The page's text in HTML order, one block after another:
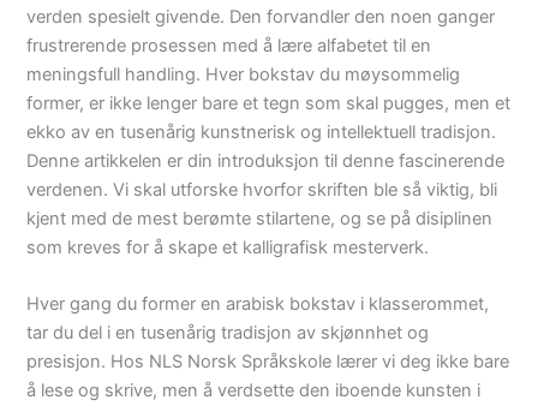
verden spesielt givende. Den forvandler den noen ganger
frustrerende prosessen med å lære alfabetet til en
meningsfull handling. Hver bokstav du møysommelig
former, er ikke lenger bare et tegn som skal pugges, men et
ekko av en tusenårig kunstnerisk og intellektuell tradisjon.
Denne artikkelen er din introduksjon til denne fascinerende
verdenen. Vi skal utforske hvorfor skriften ble så viktig, bli
kjent med de mest berømte stilartene, og se på disiplinen
som kreves for å skape et kalligrafisk mesterverk.
Hver gang du former en arabisk bokstav i klasserommet,
tar du del i en tusenårig tradisjon av skjønnhet og
presisjon. Hos NLS Norsk Språkskole lærer vi deg ikke bare
å lese og skrive, men å verdsette den iboende kunsten i